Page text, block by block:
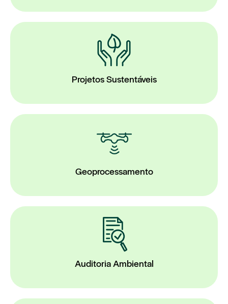
Projetos Sustentáveis
Geoprocessamento
Auditoria Ambiental